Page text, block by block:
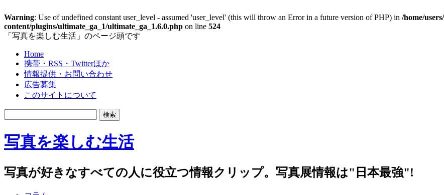
Warning: Use of undefined constant user_level - assumed 'user_level' (this will throw an Error in a future version of PHP) in /home/
content/plugins/ultimate_ga_1/ultimate_ga_1.6.0.php on line 524
「写真を楽しむ生活」のページ頭です
Home
携帯・RSS・Twitterほか
情報提供・お問い合わせ
広告募集
このサイトについて
写真を楽しむ生活
写真が好きなすべての人に役立つ情報クリップ。写真展情報は"日本最強"!